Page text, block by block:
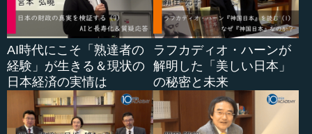
AI時代にこそ「熟達者の
経験」が生きる＆現状の
日本経済の実情は
ラフカディオ・ハーンが
解明した「美しい日本」
の秘密と未来